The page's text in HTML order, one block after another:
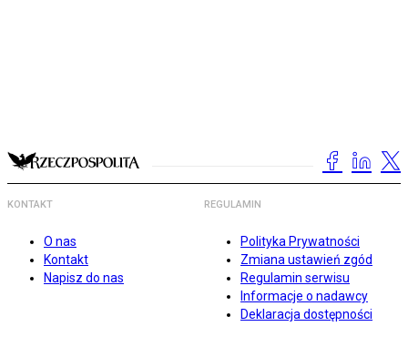
KONTAKT
O nas
Kontakt
Napisz do nas
REGULAMIN
Polityka Prywatności
Zmiana ustawień zgód
Regulamin serwisu
Informacje o nadawcy
Deklaracja dostępności